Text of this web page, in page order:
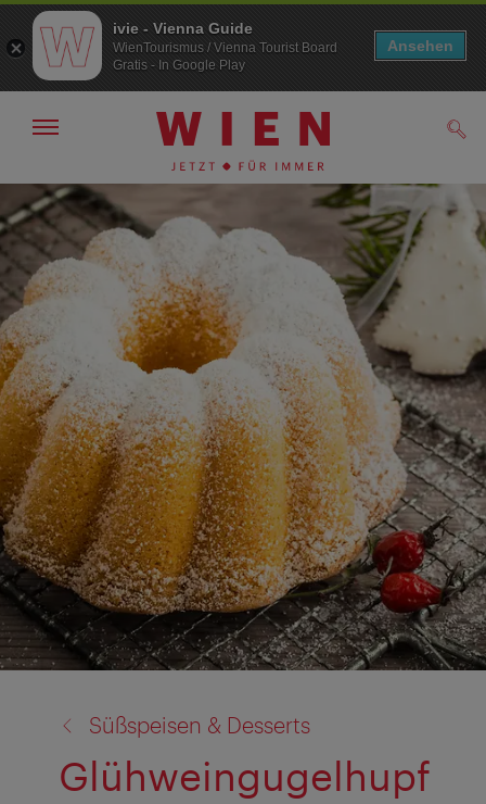
Zur
Navigation
Zum
Inhalt
Navigation
Süßspeisen & Desserts
Glühweingugelhupf
ivie - Vienna Guide
WienTourismus / Vienna Tourist Board
Gratis - In Google Play
Ansehen